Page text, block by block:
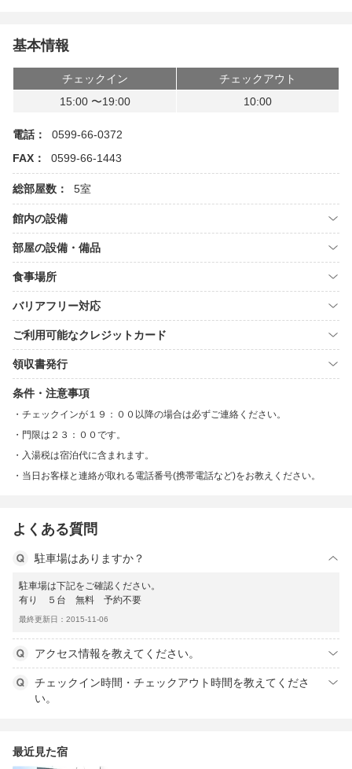
基本情報
チェックイン
チェックアウト
15:00 〜19:00
10:00
電話：
0599-66-0372
FAX：
0599-66-1443
総部屋数： 5室
館内の設備
部屋の設備・備品
食事場所
バリアフリー対応
ご利用可能なクレジットカード
領収書発行
条件・注意事項
チェックインが１９：００以降の場合は必ずご連絡ください。
門限は２３：００です。
入湯税は宿泊代に含まれます。
当日お客様と連絡が取れる電話番号(携帯電話など)をお教えください。
よくある質問
駐車場はありますか？
駐車場は下記をご確認ください。
有り ５台 無料 予約不要
最終更新日：2015-11-06
アクセス情報を教えてください。
チェックイン時間・チェックアウト時間を教えてくださ
い。
最近見た宿